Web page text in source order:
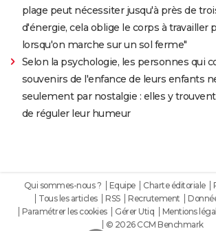
plage peut nécessiter jusqu'à près de
d'énergie, cela oblige le corps à travailler
lorsqu'on marche sur un sol ferme"
Selon la psychologie, les personnes qui
souvenirs de l'enfance de leurs enfants
seulement par nostalgie : elles y
de réguler leur humeur
Qui sommes-nous ? Equipe Charte éditoriale
Tous les articles
RSS Recrutement
Paramétrer les cookies
Gérer Utiq Mentions
© 2026 CCM Benchmark